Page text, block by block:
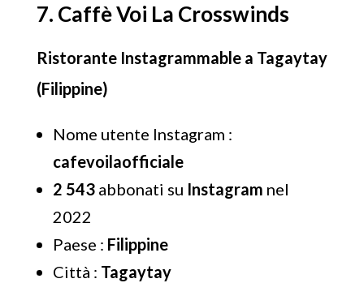
7. Caffè Voi La Crosswinds
Ristorante Instagrammable a Tagaytay
(Filippine)
Nome utente Instagram :
cafevoilaofficiale
2 543abbonati su Instagram nel
2022
Paese : Filippine
Città : Tagaytay